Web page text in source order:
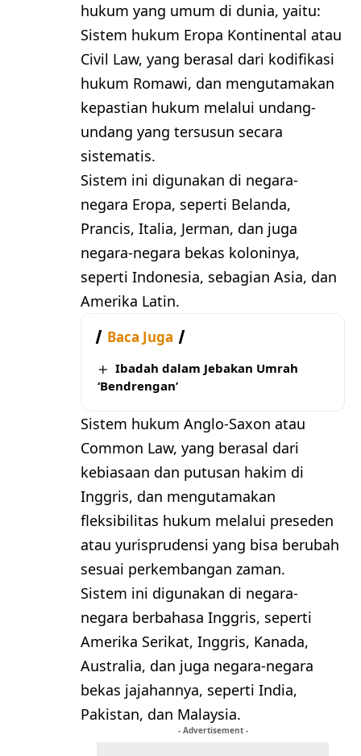
hukum yang umum di dunia, yaitu:
Sistem hukum Eropa Kontinental atau
Civil Law, yang berasal dari kodifikasi
hukum Romawi, dan mengutamakan
kepastian hukum melalui undang-
undang yang tersusun secara
sistematis.
Sistem ini digunakan di negara-
negara Eropa, seperti Belanda,
Prancis, Italia, Jerman, dan juga
negara-negara bekas koloninya,
seperti Indonesia, sebagian Asia, dan
Amerika Latin.
Baca Juga
Ibadah dalam Jebakan Umrah
‘Bendrengan’
Sistem hukum Anglo-Saxon atau
Common Law, yang berasal dari
kebiasaan dan putusan hakim di
Inggris, dan mengutamakan
fleksibilitas hukum melalui preseden
atau yurisprudensi yang bisa berubah
sesuai perkembangan zaman.
Sistem ini digunakan di negara-
negara berbahasa Inggris, seperti
Amerika Serikat, Inggris, Kanada,
Australia, dan juga negara-negara
bekas jajahannya, seperti India,
Pakistan, dan Malaysia.
- Advertisement -